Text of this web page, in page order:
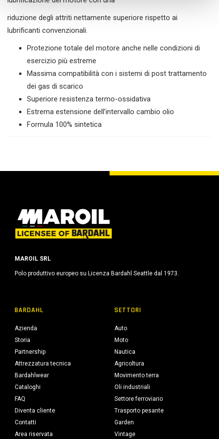
riduzione degli attriti nettamente superiore rispetto ai
lubrificanti convenzionali.
Protezione totale del motore anche nelle condizioni di
esercizio più estreme
Massima compatibilità con i sistemi di post trattamento
dei gas di scarico
Superiore resistenza termo-ossidativa
Estrema estensione dell’intervallo cambio olio
Formula 100% sintetica
MAROIL SRL
Polo produttivo europeo su Licenza Bardahl Seattle dal 1973.
BARDAHL
Azienda
Storia
Partnership
Attrezzatura tecnica
Bardahlwear
Cataloghi
FAQ
Diventa cliente
Contatti
Area riservata
SETTORI
Auto
Moto
Nautica
Agricoltura
Movimento terra
Oli industriali
Settore ferroviario
Trasporto pesante
Garden
Vintage